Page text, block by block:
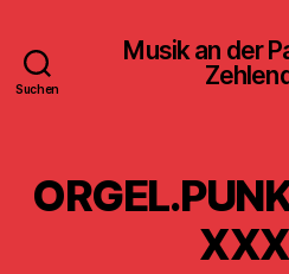
Suchen
Musik an der